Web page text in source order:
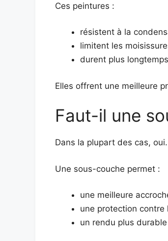
Ces peintures :
résistent à la
limitent les
durent plus longtemps
Elles offrent une meilleure
Faut-il une
Dans la plupart des cas, oui.
Une sous-couche permet :
une meilleure
une protection contre
un rendu plus durable